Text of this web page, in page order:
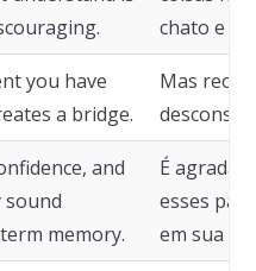
chato e
you have
a bridge.
Mas
and
sound
memory.
É
esses
em sua